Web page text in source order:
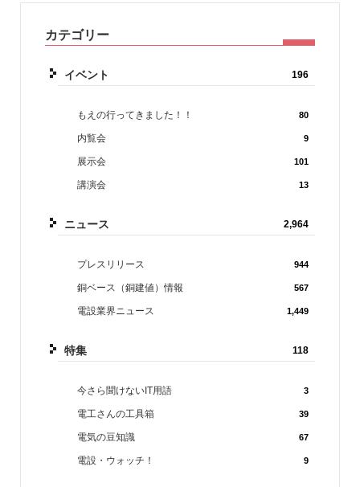
カテゴリー
イベント 196
もえの行ってきました！！ 80
内覧会 9
展示会 101
講演会 13
ニュース 2,964
プレスリリース 944
銅ベース（銅建値）情報 567
電設業界ニュース 1,449
特集 118
今さら聞けないIT用語 3
電工さんの工具箱 39
電気の豆知識 67
電設・ウォッチ！ 9